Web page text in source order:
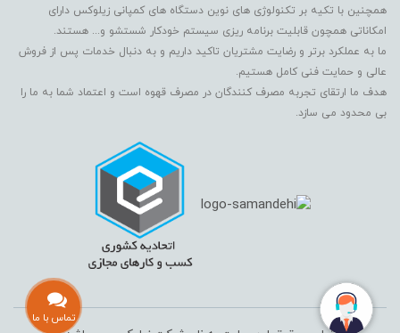
تماس با ما
همچنین با تکیه بر تکنولوژی های نوین دستگاه های کمپانی زیلوکس دارای
امکاناتی همچون قابلیت برنامه ریزی سیستم خودکار شستشو و... هستند.
ما به عملکرد برتر و رضایت مشتریان تاکید داریم و به دنبال خدمات پس از فروش
عالی و حمایت فنی کامل هستیم.
هدف ما ارتقای تجربه مصرف کنندگان در مصرف قهوه است و اعتماد شما به ما را
بی محدود می سازد.